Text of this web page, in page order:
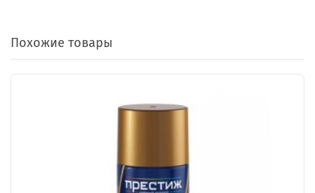
Похожие товары